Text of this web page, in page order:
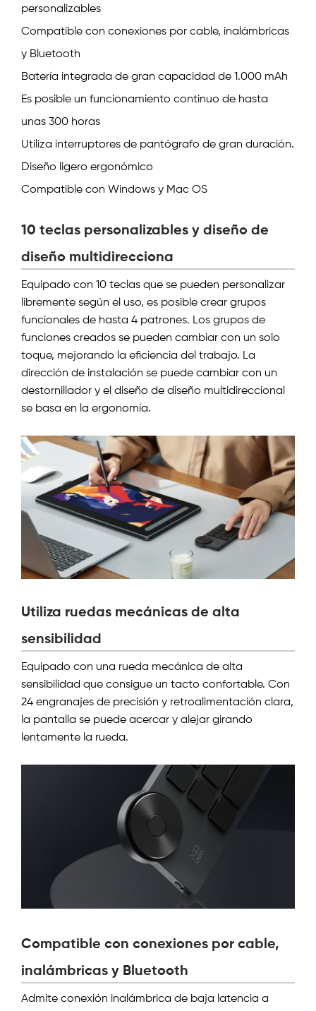
personalizables
Compatible con conexiones por cable, inalámbricas
y Bluetooth
Batería integrada de gran capacidad de 1.000 mAh
Es posible un funcionamiento continuo de hasta
unas 300 horas
Utiliza interruptores de pantógrafo de gran duración.
Diseño ligero ergonómico
Compatible con Windows y Mac OS
10 teclas personalizables y diseño de
diseño multidirecciona
Equipado con 10 teclas que se pueden personalizar
libremente según el uso, es posible crear grupos
funcionales de hasta 4 patrones. Los grupos de
funciones creados se pueden cambiar con un solo
toque, mejorando la eficiencia del trabajo. La
dirección de instalación se puede cambiar con un
destornillador y el diseño de diseño multidireccional
se basa en la ergonomía.
Utiliza ruedas mecánicas de alta
sensibilidad
Equipado con una rueda mecánica de alta
sensibilidad que consigue un tacto confortable. Con
24 engranajes de precisión y retroalimentación clara,
la pantalla se puede acercar y alejar girando
lentamente la rueda.
Compatible con conexiones por cable,
inalámbricas y Bluetooth
Admite conexión inalámbrica de baja latencia a